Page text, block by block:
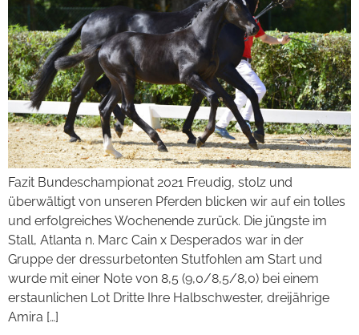
Fazit Bundeschampionat 2021 Freudig, stolz und
überwältigt von unseren Pferden blicken wir auf ein tolles
und erfolgreiches Wochenende zurück. Die jüngste im
Stall, Atlanta n. Marc Cain x Desperados war in der
Gruppe der dressurbetonten Stutfohlen am Start und
wurde mit einer Note von 8,5 (9,0/8,5/8,0) bei einem
erstaunlichen Lot Dritte Ihre Halbschwester, dreijährige
Amira […]